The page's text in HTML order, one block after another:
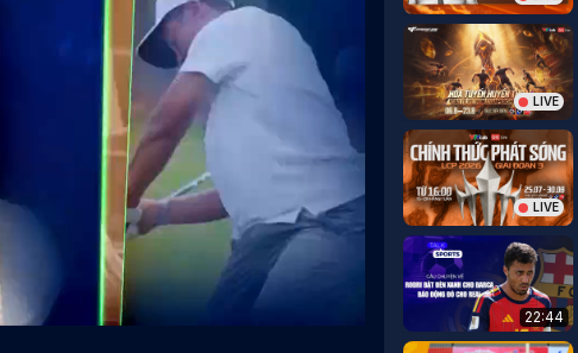
LIVE
LIVE
22:44